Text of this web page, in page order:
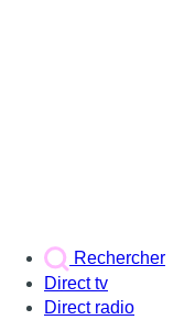
Rechercher
Direct tv
Direct radio